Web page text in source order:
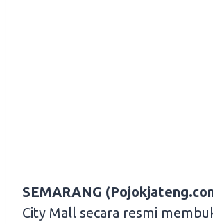
SEMARANG
City Mall secara resmi